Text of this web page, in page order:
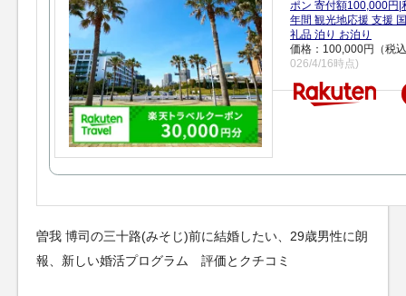
ポン 寄付額100,000円|
年間 観光地応援 支援
礼品 泊り お泊り
価格：100,000円（税
026/4/16時点)
曽我 博司の三十路(みそじ)前に結婚したい、29歳男性に朗
報、新しい婚活プログラム 評価とクチコミ